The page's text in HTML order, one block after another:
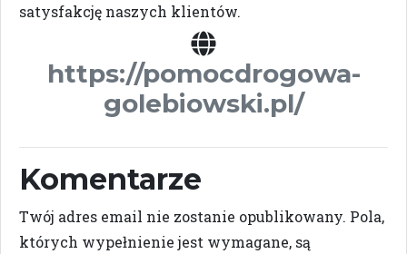
satysfakcję naszych klientów.
https://pomocdrogowa-
golebiowski.pl/
Komentarze
Twój adres email nie zostanie opublikowany. Pola,
których wypełnienie jest wymagane, są